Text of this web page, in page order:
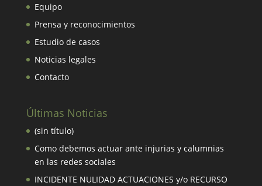
Equipo
Prensa y reconocimientos
Estudio de casos
Noticias legales
Contacto
Últimas Noticias
(sin título)
Como debemos actuar ante injurias y calumnias
en las redes sociales
INCIDENTE NULIDAD ACTUACIONES y/o RECURSO